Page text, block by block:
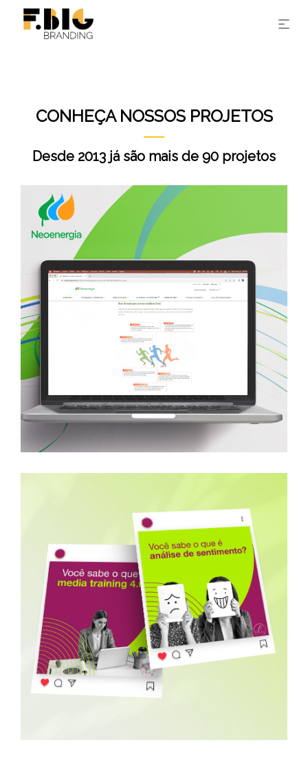
CONHEÇA NOSSOS PROJETOS
Desde 2013 já são mais de 90 projetos
Neoenergia
Aliá RP